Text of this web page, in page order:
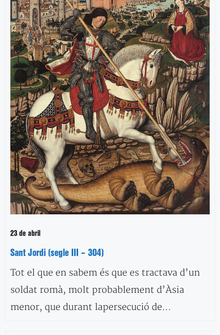
23 de abril
Sant Jordi (segle III – 304)
Tot el que en sabem és que es tractava d’un
soldat romà, molt probablement d’Àsia
menor, que durant lapersecució de…